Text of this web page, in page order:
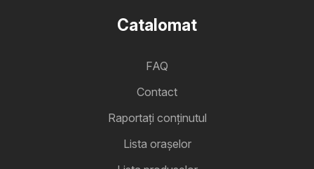
Catalomat
FAQ
Contact
Raportați conținutul
Lista oraşelor